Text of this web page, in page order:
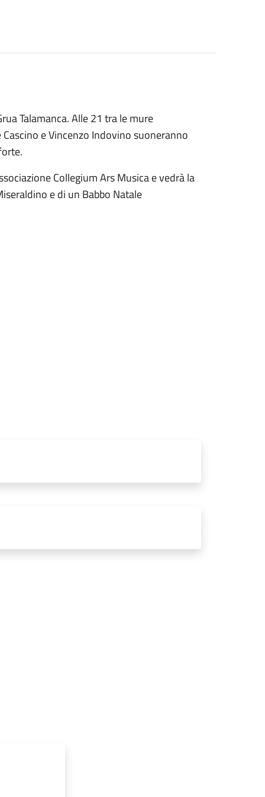
Talamanca. Alle 21 tra le mure
e Vincenzo Indovino suoneranno
Collegium Ars Musica e vedrà la
e di un Babbo Natale